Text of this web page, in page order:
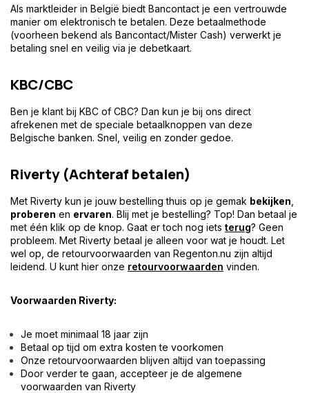
Als marktleider in België biedt Bancontact je een vertrouwde
manier om elektronisch te betalen. Deze betaalmethode
(voorheen bekend als Bancontact/Mister Cash) verwerkt je
betaling snel en veilig via je debetkaart.
KBC/CBC
Ben je klant bij KBC of CBC? Dan kun je bij ons direct
afrekenen met de speciale betaalknoppen van deze
Belgische banken. Snel, veilig en zonder gedoe.
Riverty (Achteraf betalen)
Met Riverty kun je jouw bestelling thuis op je gemak bekijken
proberen en ervaren. Blij met je bestelling? Top! Dan betaal je
met één klik op de knop. Gaat er toch nog iets terug? Geen
probleem. Met Riverty betaal je alleen voor wat je houdt. Let
wel op, de retourvoorwaarden van Regenton.nu zijn altijd
leidend. U kunt hier onze retourvoorwaarden vinden.
Voorwaarden Riverty:
Je moet minimaal 18 jaar zijn
Betaal op tijd om extra kosten te voorkomen
Onze retourvoorwaarden blijven altijd van toepassing
Door verder te gaan, accepteer je de algemene
voorwaarden van Riverty